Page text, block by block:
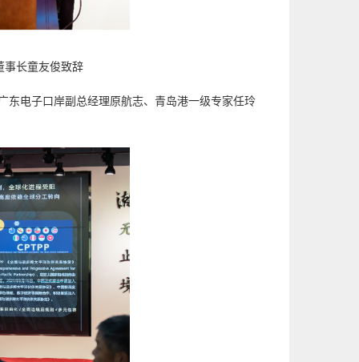
友俊致辞
东电子口岸副总经理原航志、青岛港一级专家任玲